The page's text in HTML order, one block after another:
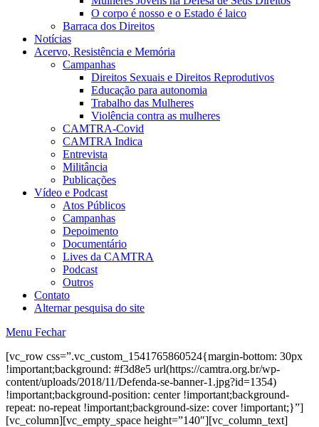
O corpo é nosso e o Estado é laico
Barraca dos Direitos
Notícias
Acervo, Resistência e Memória
Campanhas
Direitos Sexuais e Direitos Reprodutivos
Educação para autonomia
Trabalho das Mulheres
Violência contra as mulheres
CAMTRA-Covid
CAMTRA Indica
Entrevista
Militância
Publicações
Vídeo e Podcast
Atos Públicos
Campanhas
Depoimento
Documentário
Lives da CAMTRA
Podcast
Outros
Contato
Alternar pesquisa do site
Menu Fechar
[vc_row css=”.vc_custom_1541765860524{margin-bottom: 30px
!important;background: #f3d8e5 url(https://camtra.org.br/wp-
content/uploads/2018/11/Defenda-se-banner-1.jpg?id=1354)
!important;background-position: center !important;background-
repeat: no-repeat !important;background-size: cover !important;}”]
[vc_column][vc_empty_space height=”140″][vc_column_text]